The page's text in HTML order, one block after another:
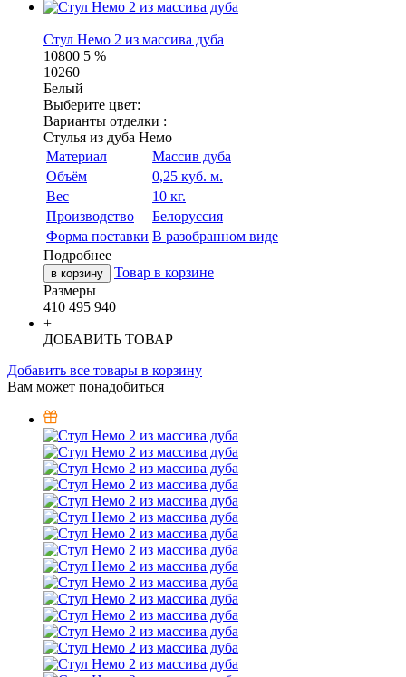
Стул Немо 2 из массива дуба
10800 5 %
10260
Белый
Выберите цвет:
Варианты отделки :
Стулья из дуба Немо
Материал
Массив дуба
Объём
0,25 куб. м.
Вес
10 кг.
Производство
Белоруссия
Форма поставки В разобранном виде
Подробнее
в корзину
Товар в корзине
Размеры
410 495 940
+
ДОБАВИТЬ ТОВАР
Добавить все товары в корзину
Вам может понадобиться